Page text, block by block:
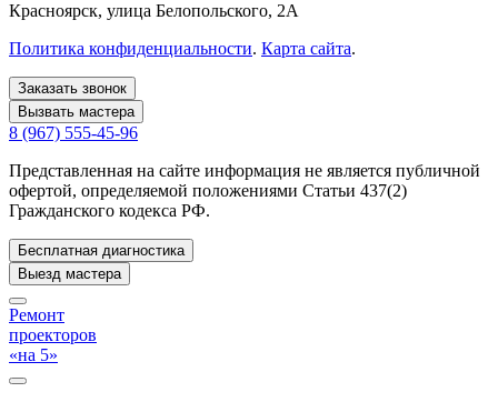
Красноярск, улица Белопольского, 2А
Политика конфиденциальности. Карта сайта.
Заказать звонок
Вызвать мастера
8 (967) 555-45-96
Представленная на сайте информация не является публичной
офертой, определяемой положениями Статьи 437(2)
Гражданского кодекса РФ.
Бесплатная диагностика
Выезд мастера
Ремонт
проекторов
«на 5»